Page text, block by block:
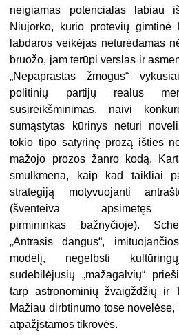
neigiamas potencialas labiau
Niujorko, kurio protėvių gimtinė
labdaros veikėjas neturėdamas
bruožo, jam terūpi verslas ir
„Nepaprastas žmogus“
politinių partijų realus
susireikšminimas, naivi
sumąstytas kūrinys neturi
tokio tipo satyrinę prozą išties
mažojo prozos žanro kodą.
smulkmena, kaip kad taikliai
strategiją motyvuojanti
(šventeiva
pirmininkas bažnyčioje).
„Antrasis dangus“,
modelį, negelbsti
sudebilėjusių „mažagalvių“
tarp astronominių žvaigždžių ir
Mažiau dirbtinumo tose
atpažįstamos tikrovės.